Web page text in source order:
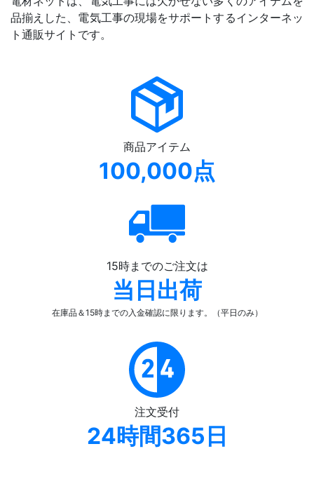
品揃えした、電気工事の現場をサポートするインターネッ
ト通販サイトです。
商品アイテム
100,000点
15時までのご注文は
当日出荷
在庫品＆15時までの入金確認に限ります。（平日のみ）
注文受付
24時間365日